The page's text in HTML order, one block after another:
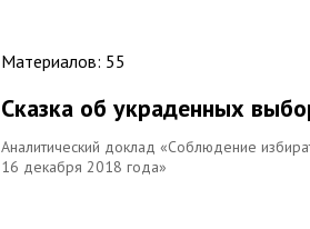
Материалов: 55
Сказка об украденных
Аналитический доклад «Соблюдение
16 декабря 2018 года»